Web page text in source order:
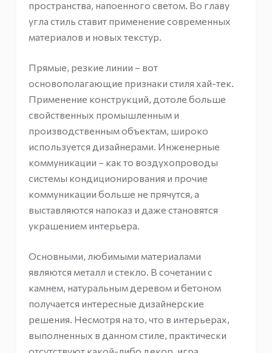
пространства, напоенного светом. Во главу
угла стиль ставит применение современных
материалов и новых текстур.
Прямые, резкие линии – вот
основополагающие признаки стиля хай-тек.
Применение конструкций, дотоле больше
свойственных промышленным и
производственным объектам, широко
используется дизайнерами. Инженерные
коммуникации – как то воздухопроводы
системы кондиционирования и прочие
коммуникации больше не прячутся, а
выставляются напоказ и даже становятся
украшением интерьера.
Основными, любимыми материалами
являются металл и стекло. В сочетании с
камнем, натуральным деревом и бетоном
получается интересные дизайнерские
решения. Несмотря на то, что в интерьерах,
выполненных в данном стиле, практически